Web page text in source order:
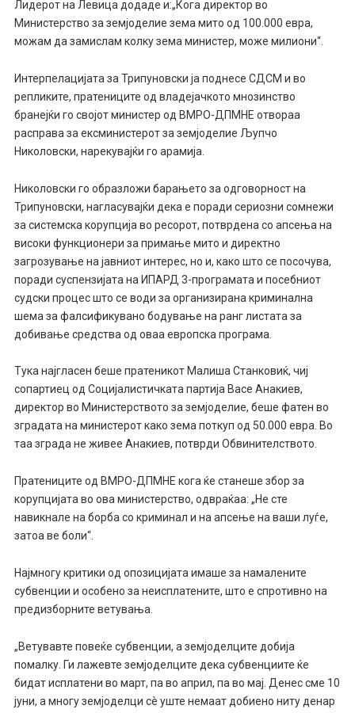
Лидерот на Левица додаде и:„Кога директор во
Министерство за земјоделие зема мито од 100.000 евра,
можам да замислам колку зема министер, може милиони“.
Интерпелацијата за Трипуновски ја поднесе СДСМ и во
репликите, пратениците од владејачкото мнозинство
бранејќи го својот министер од ВМРО-ДПМНЕ отвораа
расправа за ексминистерот за земјоделие Љупчо
Николовски, нарекувајќи го арамија.
Николовски го образложи барањето за одговорност на
Трипуновски, нагласувајќи дека е поради сериозни сомнежи
за системска корупција во ресорот, потврдена со апсења на
високи функционери за примање мито и директно
загрозување на јавниот интерес, но и, како што се посочува,
поради суспензијата на ИПАРД 3-програмата и посебниот
судски процес што се води за организирана криминална
шема за фалсификувано бодување на ранг листата за
добивање средства од оваа европска програма.
Тука најгласен беше пратеникот Малиша Станковиќ, чиј
сопартиец од Социјалистичката партија Васе Анакиев,
директор во Министерството за земјоделие, беше фатен во
зградата на министерот како зема поткуп од 50.000 евра. Во
таа зграда не живее Анакиев, потврди Обвинителството.
Пратениците од ВМРО-ДПМНЕ кога ќе станеше збор за
корупцијата во ова министерство, одвраќаа: „Не сте
навикнале на борба со криминал и на апсење на ваши луѓе,
затоа ве боли“.
Најмногу критики од опозицијата имаше за намалените
субвенции и особено за неисплатените, што е спротивно на
предизборните ветувања.
„Ветувавте повеќе субвенции, а земјоделците добија
помалку. Ги лажевте земјоделците дека субвенциите ќе
бидат исплатени во март, па во април, па во мај. Денес сме 10
јуни, а многу земјоделци сè уште немаат добиено ниту денар